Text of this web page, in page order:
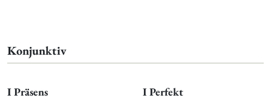
Konjunktiv
I Präsens I Perfekt